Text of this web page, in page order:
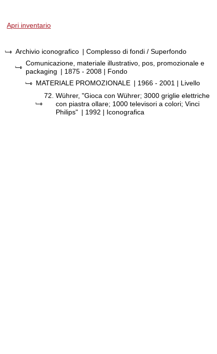
Apri inventario
Archivio iconografico | Complesso di fondi / Superfondo
Comunicazione, materiale illustrativo, pos, promozionale e
packaging | 1875 - 2008 | Fondo
MATERIALE PROMOZIONALE | 1966 - 2001 | Livello
72. Wührer, "Gioca con Wührer; 3000 griglie elettriche
con piastra ollare; 1000 televisori a colori; Vinci
Philips" | 1992 | Iconografica